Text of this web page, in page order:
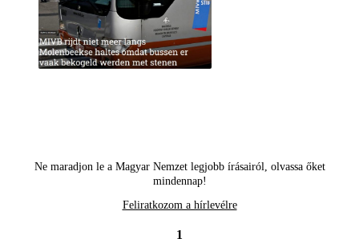
Ne maradjon le a Magyar Nemzet legjobb írásairól, olvassa őket
mindennap!
Feliratkozom a hírlevélre
1